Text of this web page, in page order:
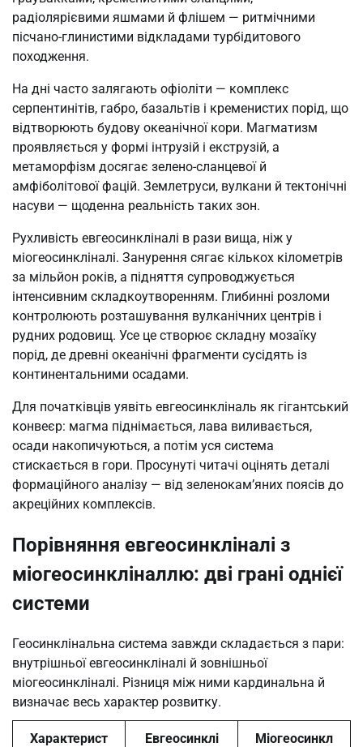
радіолярієвими яшмами й флішем — ритмічними
пісчано-глинистими відкладами турбідитового
походження.
На дні часто залягають офіоліти — комплекс
серпентинітів, габро, базальтів і кременистих порід, що
відтворюють будову океанічної кори. Магматизм
проявляється у формі інтрузій і екструзій, а
метаморфізм досягає зелено-сланцевої й
амфіболітової фацій. Землетруси, вулкани й тектонічні
насуви — щоденна реальність таких зон.
Рухливість евгеосинкліналі в рази вища, ніж у
міогеосинкліналі. Занурення сягає кількох кілометрів
за мільйон років, а підняття супроводжується
інтенсивним складкоутворенням. Глибинні розломи
контролюють розташування вулканічних центрів і
рудних родовищ. Усе це створює складну мозаїку
порід, де древні океанічні фрагменти сусідять із
континентальними осадами.
Для початківців уявіть евгеосинкліналь як гігантський
конвеєр: магма піднімається, лава виливається,
осади накопичуються, а потім уся система
стискається в гори. Просунуті читачі оцінять деталі
формаційного аналізу — від зеленокам’яних поясів до
акреційних комплексів.
Порівняння евгеосинкліналі з
міогеосинкліналлю: дві грані однієї
системи
Геосинклінальна система завжди складається з пари:
внутрішньої евгеосинкліналі й зовнішньої
міогеосинкліналі. Різниця між ними кардинальна й
визначає весь характер розвитку.
Характерист
Евгеосинклі
Міогеосинкл